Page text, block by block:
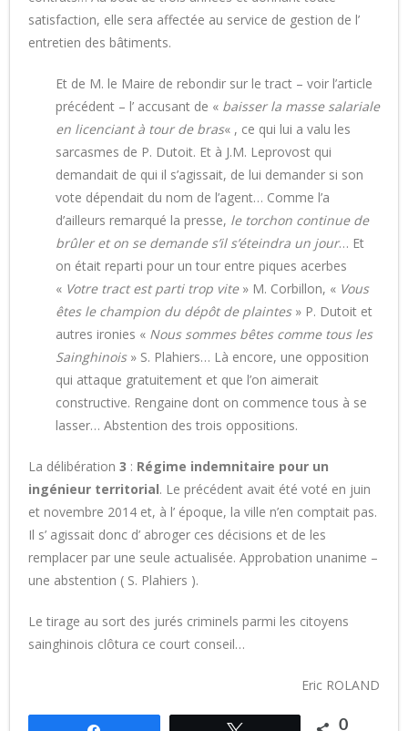
satisfaction, elle sera affectée au service de gestion de l’
entretien des bâtiments.
Et de M. le Maire de rebondir sur le tract – voir l’article
précédent – l’ accusant de « baisser la masse salariale
en licenciant à tour de bras« , ce qui lui a valu les
sarcasmes de P. Dutoit. Et à J.M. Leprovost qui
demandait de qui il s’agissait, de lui demander si son
vote dépendait du nom de l’agent… Comme l’a
d’ailleurs remarqué la presse, le torchon continue de
brûler et on se demande s’il s’éteindra un jour… Et
on était reparti pour un tour entre piques acerbes
« Votre tract est parti trop vite» M. Corbillon, « Vous
êtes le champion du dépôt de plaintes» P. Dutoit et
autres ironies « Nous sommes bêtes comme tous les
Sainghinois» S. Plahiers… Là encore, une opposition
qui attaque gratuitement et que l’on aimerait
constructive. Rengaine dont on commence tous à se
lasser… Abstention des trois oppositions.
La délibération 3 : Régime indemnitaire pour un
ingénieur territorial. Le précédent avait été voté en juin
et novembre 2014 et, à l’ époque, la ville n’en comptait pas.
Il s’ agissait donc d’ abroger ces décisions et de les
remplacer par une seule actualisée. Approbation unanime –
une abstention ( S. Plahiers ).
Le tirage au sort des jurés criminels parmi les citoyens
sainghinois clôtura ce court conseil…
Eric ROLAND
0